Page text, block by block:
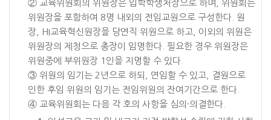
② 교육위원회의 위원장은 입학학생처장으로 하며, 위원회는
위원장을 포함하여 8명 내외의 전임교원으로 구성한다. 원
장, HI교육혁신원장을 당연직 위원으로 하고, 이외의 위원은
위원장의 제청으로 총장이 임명한다. 필요한 경우 위원장은
위원중에 부위원장 1인을 지명할 수 있다.
③ 위원의 임기는 2년으로 하되, 연임할 수 있고, 결원으로
인한 후임 위원의 임기는 전임위원의 잔여기간으로 한다.
④ 교육위원회는 다음 각 호의 사항을 심의·의결한다.